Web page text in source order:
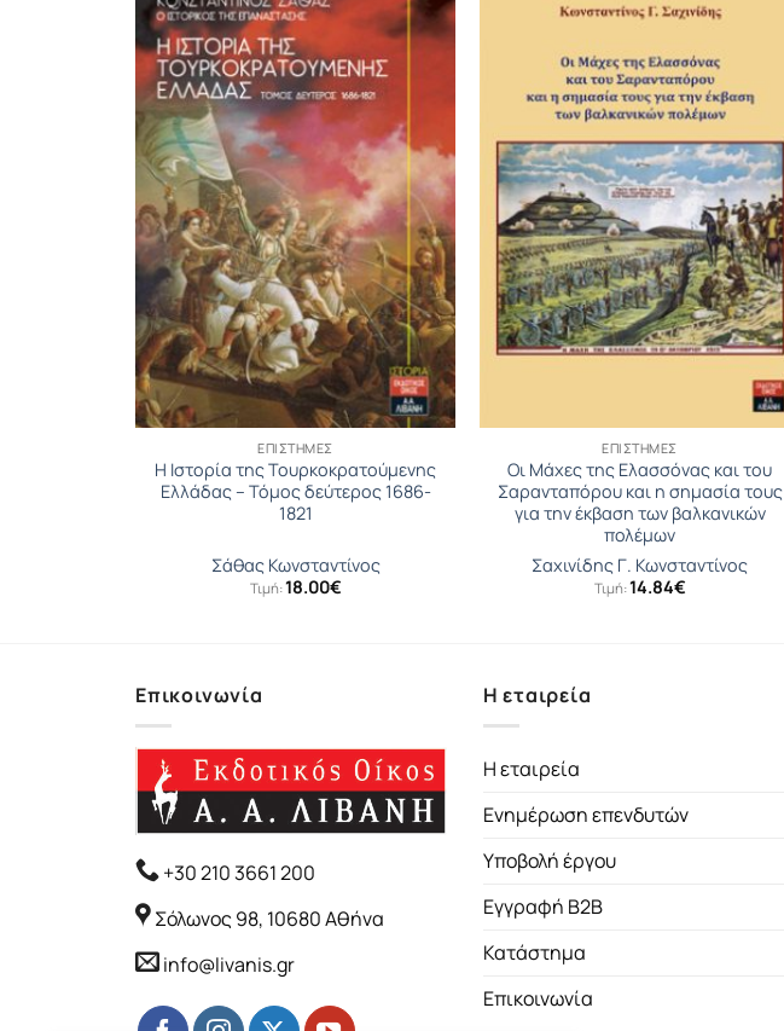
ΕΠΙΣΤΉΜΕΣ
Η Ιστορία της Τουρκοκρατούμενης
Ελλάδας – Τόμος δεύτερος 1686-
1821
Σάθας Κωνσταντίνος
Τιμή:18.00€
ΕΠΙΣΤΉΜΕΣ
Οι Μάχες της Ελασσόνας και του
Σαρανταπόρου και η σημασία τους
για την έκβαση των βαλκανικών
πολέμων
Σαχινίδης Γ. Κωνσταντίνος
Τιμή:14.84€
Επικοινωνία
+30 210 3661 200
Σόλωνος 98, 10680 Αθήνα
info@livanis.gr
Η εταιρεία
Η εταιρεία
Ενημέρωση επενδυτών
Υποβολή έργου
Εγγραφή B2B
Κατάστημα
Επικοινωνία